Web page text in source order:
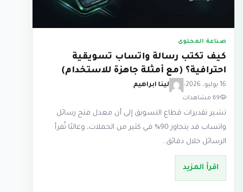
صناعة المحتوى
كيف تكتب رسالة واتساب تسويقية
احترافية؟ (مع أمثلة جاهزة للاستخدام)
16 يوليو، 2026 •
لينا ابراهيم
69 مشاهدات
تشير تقديرات قطاع التسويق إلى أن معدل فتح رسائل
واتساب قد يتجاوز 90% في كثير من الحملات، وغالبًا تُقرأ
الرسائل خلال دقائق…
اقرأ المزيد